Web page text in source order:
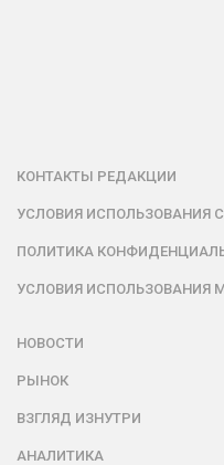
КОНТАКТЫ РЕДАКЦИИ
УСЛОВИЯ ИСПОЛЬЗОВАНИЯ
ПОЛИТИКА
УСЛОВИЯ ИСПОЛЬЗОВАНИЯ
НОВОСТИ
РЫНОК
ВЗГЛЯД ИЗНУТРИ
АНАЛИТИКА